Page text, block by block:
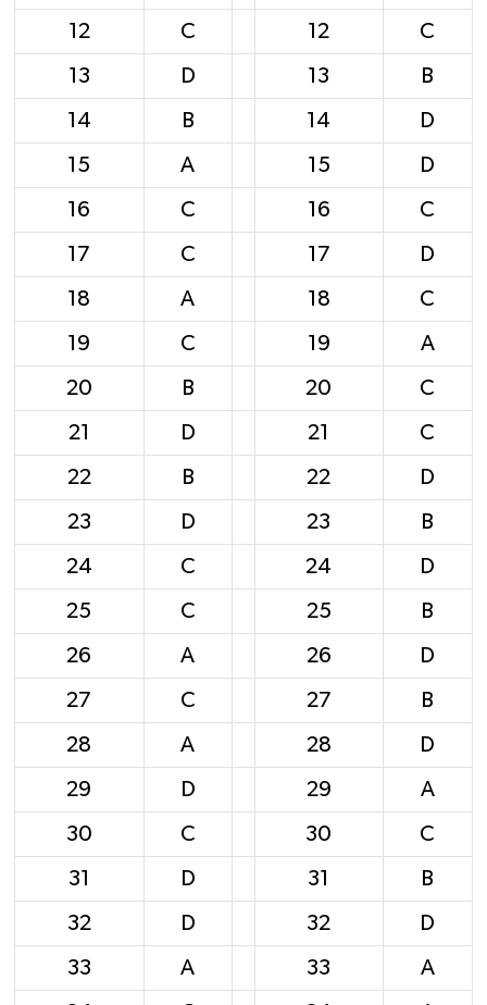
12 C 12 C
13 D 13 B
14 B 14 D
15 A 15 D
16 C 16 C
17 C 17 D
18 A 18 C
19 C 19 A
20 B 20 C
21 D 21 C
22 B 22 D
23 D 23 B
24 C 24 D
25 C 25 B
26 A 26 D
27 C 27 B
28 A 28 D
29 D 29 A
30 C 30 C
31 D 31 B
32 D 32 D
33 A 33 A